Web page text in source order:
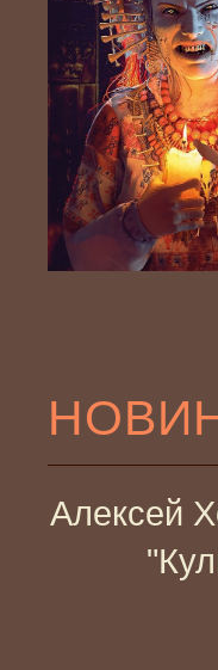
Алексей